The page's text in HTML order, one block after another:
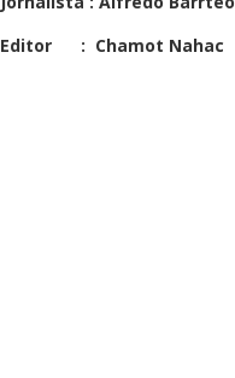
Editor : Chamot Nahac